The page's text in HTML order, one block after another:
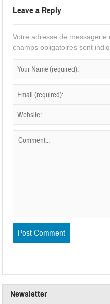
Leave a Reply
Votre adresse de messagerie
champs obligatoires sont
Newsletter